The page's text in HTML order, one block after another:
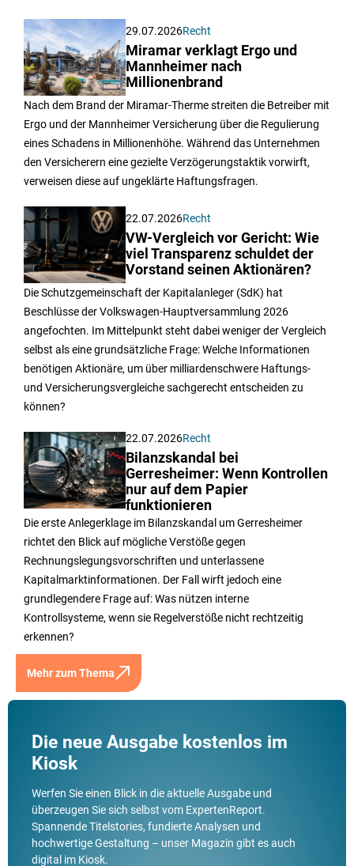
29.07.2026Recht
Miramar verklagt Ergo und
Mannheimer nach
Millionenbrand
Nach dem Brand der Miramar-Therme streiten die Betreiber mit
Ergo und der Mannheimer Versicherung über die Regulierung
eines Schadens in Millionenhöhe. Während das Unternehmen
den Versicherern eine gezielte Verzögerungstaktik vorwirft,
verweisen diese auf ungeklärte Haftungsfragen.
22.07.2026Recht
VW-Vergleich vor Gericht: Wie
viel Transparenz schuldet der
Vorstand seinen Aktionären?
Die Schutzgemeinschaft der Kapitalanleger (SdK) hat
Beschlüsse der Volkswagen-Hauptversammlung 2026
angefochten. Im Mittelpunkt steht dabei weniger der Vergleich
selbst als eine grundsätzliche Frage: Welche Informationen
benötigen Aktionäre, um über milliardenschwere Haftungs-
und Versicherungsvergleiche sachgerecht entscheiden zu
können?
22.07.2026Recht
Bilanzskandal bei
Gerresheimer: Wenn Kontrollen
nur auf dem Papier
funktionieren
Die erste Anlegerklage im Bilanzskandal um Gerresheimer
richtet den Blick auf mögliche Verstöße gegen
Rechnungslegungsvorschriften und unterlassene
Kapitalmarktinformationen. Der Fall wirft jedoch eine
grundlegendere Frage auf: Was nützen interne
Kontrollsysteme, wenn sie Regelverstöße nicht rechtzeitig
erkennen?
Mehr zum Thema
Die neue Ausgabe kostenlos im
Kiosk
Werfen Sie einen Blick in die aktuelle Ausgabe und
überzeugen Sie sich selbst vom ExpertenReport.
Spannende Titelstories, fundierte Analysen und
hochwertige Gestaltung – unser Magazin gibt es auch
digital im Kiosk.